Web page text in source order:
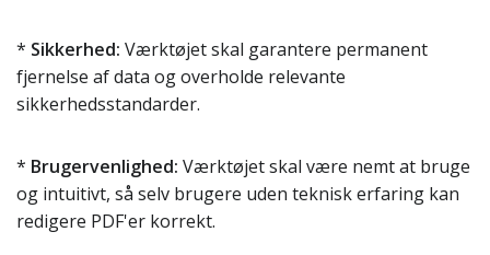
* Sikkerhed: Værktøjet skal garantere permanent
fjernelse af data og overholde relevante
sikkerhedsstandarder.
* Brugervenlighed: Værktøjet skal være nemt at bruge
og intuitivt, så selv brugere uden teknisk erfaring kan
redigere PDF'er korrekt.